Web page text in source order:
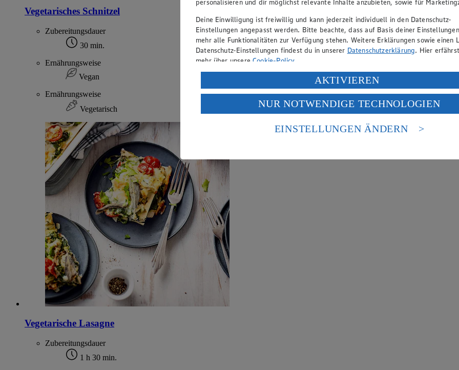
Vegetarisches Schnitzel
Zubereitungsdauer
30 min.
Ernährungsweise
Vegan
Ernährungsweise
Vegetarisch
Vegetarische Lasagne
Zubereitungsdauer
1 h 30 min.
personalisieren und dir möglichst relevante Inhalte anzubieten, sowie für
Deine Einwilligung ist freiwillig und kann jederzeit individuell in den Datenschutz-
Einstellungen angepasst werden. Bitte beachte, dass auf Basis deiner
mehr alle Funktionalitäten zur Verfügung stehen. Weitere Erklärungen sowie einen
Datenschutz-Einstellungen findest du in unserer Datenschutzerklärung. Hier
mehr über unsereCookie-Policy.
Verarbeitung deiner personenbezogenen Daten in den USA durch Facebook und
Wenn du auf „Aktivieren“ klickst, willigst du im Sinne des Art. 49 Abs. 1 Satz 1 lit.
ein, dass deine Daten in den USA verarbeitet werden. Der EuGH sieht die USA als
einem nach europäischen Standards nicht angemessenen Datenschutzniveau an. Es
Risiko eines Zugriffs durch US-amerikanische Behörden.
AKTIVIEREN
NUR NOTWENDIGE TECHNOLOGIEN
EINSTELLUNGEN ÄNDERN